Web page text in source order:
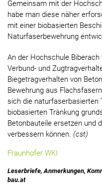
Gemeinsam mit der
habe man diese näher
mit einer biobasierten
Naturfaserbewehrung
An der Hochschule
Verbund- und
Biegetragverhalten von
Bewehrung aus
sich die naturfaserbasierten
biobasierten Tränkung
Betonbauteile ersetzen und
verbessern können. (cst)
Fraunhofer WKI
Leserbriefe, Anmerkungen,
bau.at